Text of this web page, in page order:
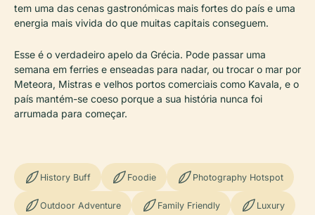
tem uma das cenas gastronómicas mais fortes do país e uma
energia mais vivida do que muitas capitais conseguem.
Esse é o verdadeiro apelo da Grécia. Pode passar uma
semana em ferries e enseadas para nadar, ou trocar o mar por
Meteora, Mistras e velhos portos comerciais como Kavala, e o
país mantém-se coeso porque a sua história nunca foi
arrumada para começar.
History Buff Foodie Photography Hotspot
Outdoor Adventure Family Friendly Luxury